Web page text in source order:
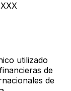
utilizado
de
de